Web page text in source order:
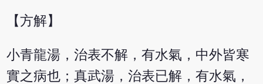
【方解】
小青龍湯，治表不解，有水氣，中外皆寒
實之病也；真武湯，治表已解，有水氣，